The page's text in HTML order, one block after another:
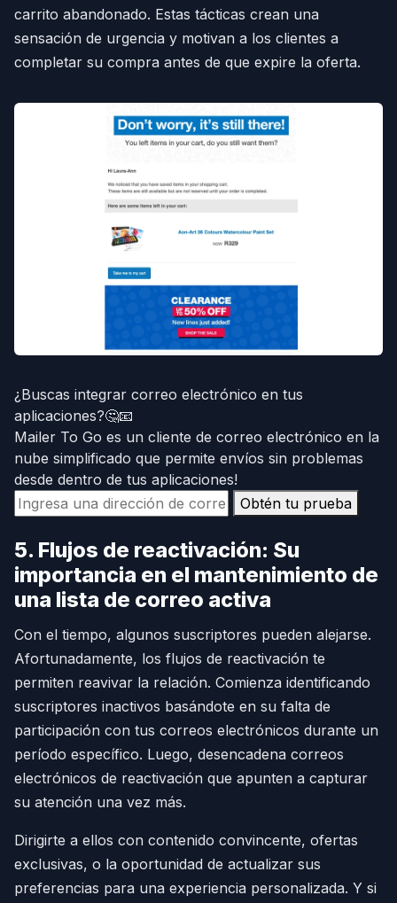
carrito abandonado. Estas tácticas crean una
sensación de urgencia y motivan a los clientes a
completar su compra antes de que expire la oferta.
¿Buscas integrar correo electrónico en tus
aplicaciones?🤔📧
Mailer To Go es un cliente de correo electrónico en la
nube simplificado que permite envíos sin problemas
desde dentro de tus aplicaciones!
Obtén tu prueba
5. Flujos de reactivación: Su
importancia en el mantenimiento de
una lista de correo activa
Con el tiempo, algunos suscriptores pueden alejarse.
Afortunadamente, los flujos de reactivación te
permiten reavivar la relación. Comienza identificando
suscriptores inactivos basándote en su falta de
participación con tus correos electrónicos durante un
período específico. Luego, desencadena correos
electrónicos de reactivación que apunten a capturar
su atención una vez más.
Dirigirte a ellos con contenido convincente, ofertas
exclusivas, o la oportunidad de actualizar sus
preferencias para una experiencia personalizada. Y si